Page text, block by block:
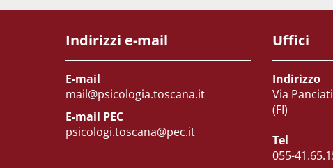
Indirizzi e-mail
E-mail
mail@psicologia.toscana.it
E-mail PEC
psicologi.toscana@pec.it
Uffici
Indirizzo
Via
(FI)
Tel
055-